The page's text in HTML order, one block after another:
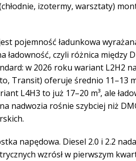
izotermy, warsztaty)
pojemność ładunkowa
ładowność, czyli różnica między
w 2026 roku wariant L2H2
Transit) oferuje średnio 11–13
L4H3 to już 17–20 m³, ale
nadwozia rośnie szybciej niż
napędowa. Diesel 2.0 i 2.2
wzrósł w pierwszym